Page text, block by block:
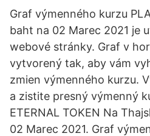
Graf výmenného kurzu
baht na 02 Marec 2021 je
webové stránky. Graf v
vytvorený tak, aby vám
zmien výmenného kurzu.
a zistite presný výmenný
ETERNAL TOKEN Na
02 Marec 2021. Graf